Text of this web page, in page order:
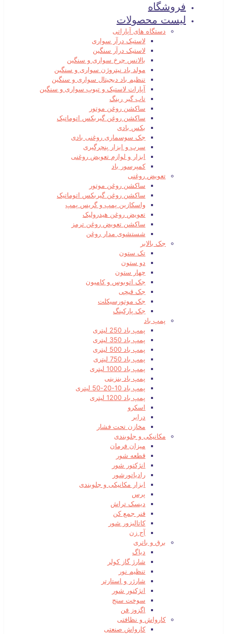
فروشگاه
لیست محصولات
دستگاه های آپاراتی
لاستیک درآر سواری
لاستیک درآر سنگین
بالانس چرخ سواری و سنگین
مولد باد نیتروژن سواری و سنگین
تنظیم باد دیجیتال سواری و سنگین
آپارات لاستیک و تیوپ سواری و سنگین
تاب گیر رینگ
ساکشن روغن موتور
ساکشن روغن گیربکس اتوماتیک
بکس بادی
جک سوسماری روغنی بادی
سرب و ابزار پنچرگیری
ابزار و لوازم تعویض روغنی
کمپرسور باد
تعویض روغنی
ساکشن روغن موتور
ساکشن روغن گیربکس اتوماتیک
واسکازین پمپ و گریس پمپ
تعویض روغن هیدرولیک
ساکشن تعویض روغن ترمز
شستشوی مدار روغن
جک بالابر
تک ستون
دو ستون
چهار ستون
جک اتوبوس و کامیون
جک قیچی
جک موتورسیکلت
جک پارکینگ
پمپ باد
پمپ باد 250 لیتری
پمپ باد 350 لیتری
پمپ باد 500 لیتری
پمپ باد 750 لیتری
پمپ باد 1000 لیتری
پمپ باد بنزینی
پمپ باد 10-20-50 لیتری
پمپ باد 1200 لیتری
اسکرو
درایر
مخازن تحت فشار
مکانیکی و جلوبندی
میزان فرمان
قطعه شور
انژکتور شور
رادیاتورشور
ابزار مکانیکی و جلوبندی
پرس
دیسک تراش
فنر جمع کن
کاتالیزور شور
آج زن
برق و باتری
دیاگ
شارژ گاز کولر
تنظیم نور
شارژر و استارتر
انژکتور شور
سوخت سنج
اگزوز فن
کارواش و نظافتی
کارواش صنعتی